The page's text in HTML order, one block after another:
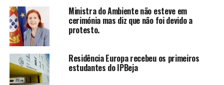
Ministra do Ambiente não esteve em
cerimónia mas diz que não foi devido a
protesto.
Residência Europa recebeu os primeiros
estudantes do IPBeja